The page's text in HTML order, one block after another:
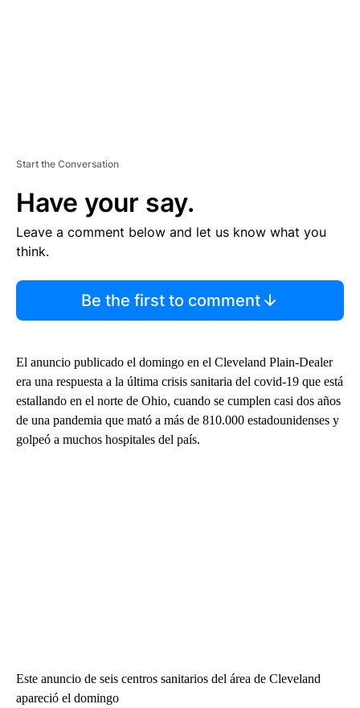
Start the Conversation
Have your say.
Leave a comment below and let us know what you
think.
Be the first to comment
El anuncio publicado el domingo en el Cleveland Plain-Dealer
era una respuesta a la última crisis sanitaria del covid-19 que está
estallando en el norte de Ohio, cuando se cumplen casi dos años
de una pandemia que mató a más de 810.000 estadounidenses y
golpeó a muchos hospitales del país.
Este anuncio de seis centros sanitarios del área de Cleveland
apareció el domingo